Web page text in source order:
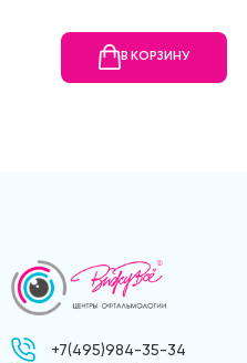
В КОРЗИНУ
+7(495)984-35-34